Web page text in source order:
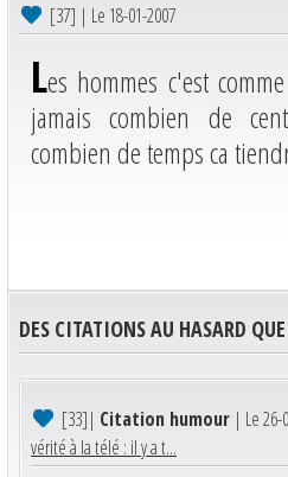
[37] | Le 18-01-2007
Les hommes c'est
jamais combien de
combien de temps ca
DES CITATIONS AU HASARD
[33]| Citation humour | Le 26-
vérité à la télé : il y a t...